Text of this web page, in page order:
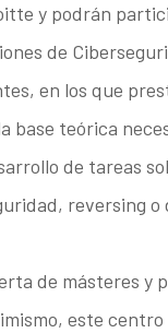
y podrán
de
en los que
base teórica
de tareas
reversing o
de másteres y
este